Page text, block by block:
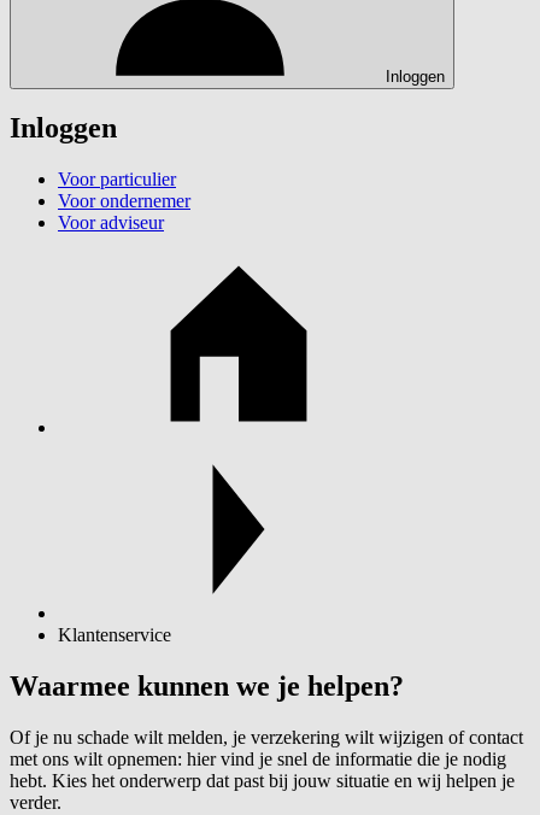
Inloggen
Inloggen
Voor particulier
Voor ondernemer
Voor adviseur
Klantenservice
Waarmee kunnen we je helpen?
Of je nu schade wilt melden, je verzekering wilt wijzigen of contact
met ons wilt opnemen: hier vind je snel de informatie die je nodig
hebt. Kies het onderwerp dat past bij jouw situatie en wij helpen je
verder.